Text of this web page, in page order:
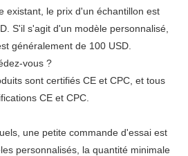
existant, le prix d'un échantillon est
S'il s'agit d'un modèle personnalisé,
généralement de 100 USD.
vous ?
sont certifiés CE et CPC, et tous
CE et CPC.
une petite commande d'essai est
personnalisés, la quantité minimale